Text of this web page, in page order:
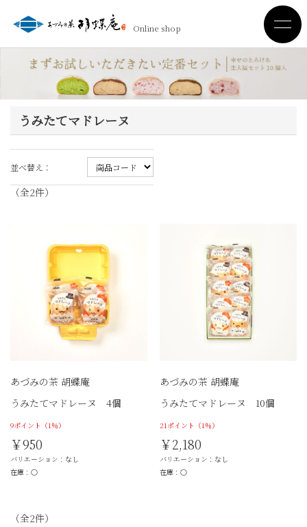
Online shop
うみたてマドレーヌ
並べ替え：
（全2件）
あづみの茶 胡蝶庵
うみたてマドレーヌ 4個
9ポイント （1％）
￥950
バリエーション：なし
在庫：○
あづみの茶 胡蝶庵
うみたてマドレーヌ 10個
21ポイント （1％）
￥2,180
バリエーション：なし
在庫：○
（全2件）